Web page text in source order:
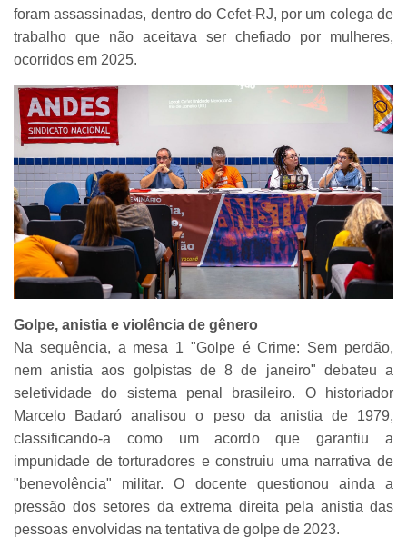
foram assassinadas, dentro do Cefet-RJ, por um colega de
trabalho que não aceitava ser chefiado por mulheres,
ocorridos em 2025.
Golpe, anistia e violência de gênero
Na sequência, a mesa 1 "Golpe é Crime: Sem perdão,
nem anistia aos golpistas de 8 de janeiro" debateu a
seletividade do sistema penal brasileiro. O historiador
Marcelo Badaró analisou o peso da anistia de 1979,
classificando-a como um acordo que garantiu a
impunidade de torturadores e construiu uma narrativa de
"benevolência" militar. O docente questionou ainda a
pressão dos setores da extrema direita pela anistia das
pessoas envolvidas na tentativa de golpe de 2023.